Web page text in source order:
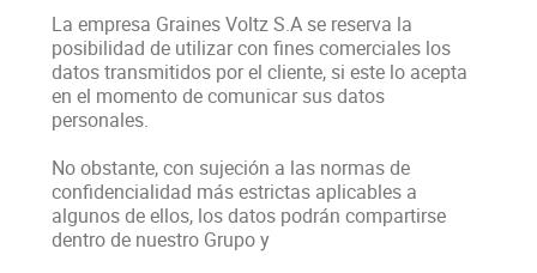
La empresa Graines Voltz S.A se reserva la
posibilidad de utilizar con fines comerciales los
datos transmitidos por el cliente, si este lo acepta
en el momento de comunicar sus datos
personales.
No obstante, con sujeción a las normas de
confidencialidad más estrictas aplicables a
algunos de ellos, los datos podrán compartirse
dentro de nuestro Grupo y